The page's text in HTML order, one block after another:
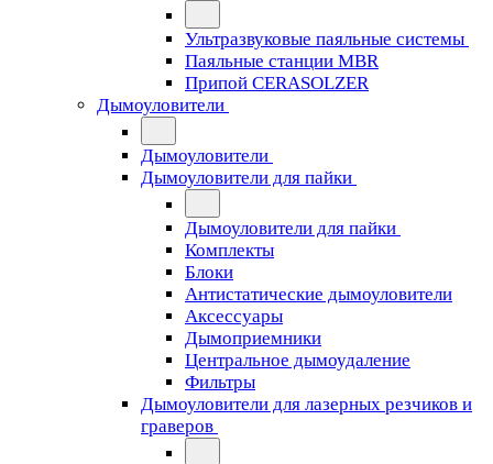
Ультразвуковые паяльные системы
Паяльные станции MBR
Припой CERASOLZER
Дымоуловители
Дымоуловители
Дымоуловители для пайки
Дымоуловители для пайки
Комплекты
Блоки
Антистатические дымоуловители
Аксессуары
Дымоприемники
Центральное дымоудаление
Фильтры
Дымоуловители для лазерных резчиков и
граверов